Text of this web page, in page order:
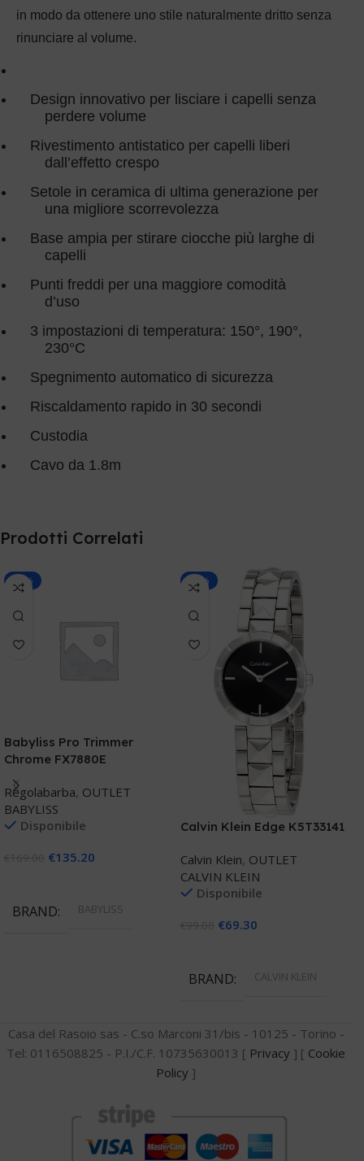
in modo da ottenere uno stile naturalmente dritto senza
rinunciare al volume.
Design innovativo per lisciare i capelli senza
perdere volume
Rivestimento antistatico per capelli liberi
dall’effetto crespo
Setole in ceramica di ultima generazione per
una migliore scorrevolezza
Base ampia per stirare ciocche più larghe di
capelli
Punti freddi per una maggiore comodità
d’uso
3 impostazioni di temperatura: 150°, 190°,
230°C
Spegnimento automatico di sicurezza
Riscaldamento rapido in 30 secondi
Custodia
Cavo da 1.8m
Prodotti Correlati
-20%
Babyliss Pro Trimmer
Chrome FX7880E
Regolabarba, OUTLET
BABYLISS
Disponibile
€135.20
BRAND BABYLISS
-30%
Calvin Klein Edge K5T33141
Calvin Klein, OUTLET
CALVIN KLEIN
Disponibile
€69.30
BRAND CALVIN KLEIN
Casa del Rasoio sas - C.so Marconi 31/bis - 10125 - Torino -
Tel: 0116508825 - P.I./C.F. 10735630013 [ Privacy ] [ Cookie
Policy ]